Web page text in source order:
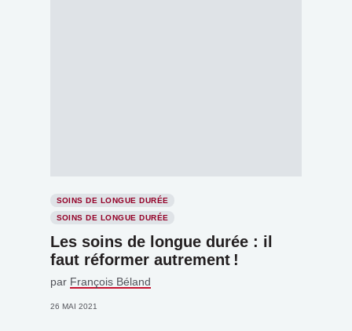
SOINS DE LONGUE DURÉE
SOINS DE LONGUE DURÉE
Les soins de longue durée : il
faut réformer autrement !
par François Béland
26 MAI 2021